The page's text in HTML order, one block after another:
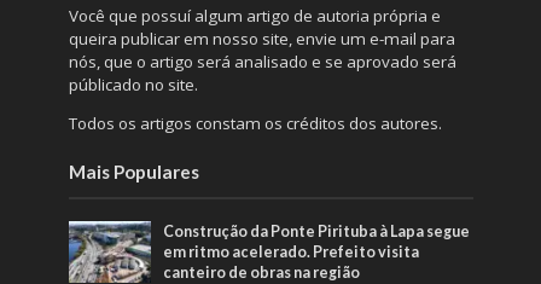
Você que possuí algum artigo de autoria própria e
queira publicar em nosso site, envie um e-mail para
nós, que o artigo será analisado e se aprovado será
públicado no site.
Todos os artigos constam os créditos dos autores.
Mais Populares
Construção da Ponte Pirituba à Lapa segue
em ritmo acelerado. Prefeito visita
canteiro de obras na região